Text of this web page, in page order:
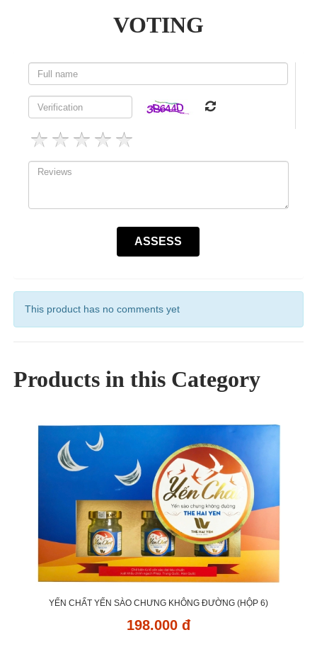
VOTING
This product has no comments yet
Products in this Category
YẾN CHẤT YẾN SÀO CHƯNG KHÔNG ĐƯỜNG (HỘP 6)
198.000 đ